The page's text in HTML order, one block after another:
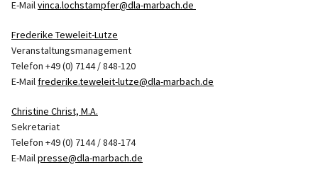
E-Mailvinca.lochstampfer@dla-marbach.de
Frederike Teweleit-Lutze
Veranstaltungsmanagement
Telefon +49 (0) 7144 / 848-120
E-Mailfrederike.teweleit-lutze@dla-marbach.de
Christine Christ, M.A.
Sekretariat
Telefon +49 (0) 7144 / 848-174
E-Mailpresse@dla-marbach.de